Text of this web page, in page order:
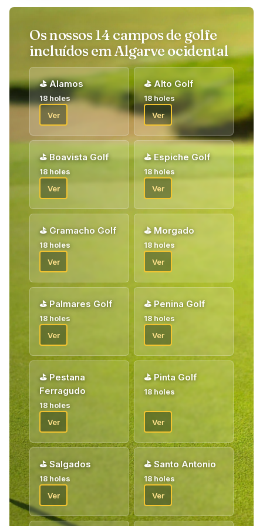
Os nossos 14 campos de golfe
incluídos em Algarve ocidental
⛳Alamos
18 holes
Ver
⛳Alto Golf
18 holes
Ver
⛳Boavista Golf
18 holes
Ver
⛳Espiche Golf
18 holes
Ver
⛳ Gramacho Golf
18 holes
Ver
⛳ Morgado
18 holes
Ver
⛳ Palmares Golf
18 holes
Ver
⛳ Penina Golf
18 holes
Ver
⛳ Pestana
Ferragudo
18 holes
Ver
⛳ Pinta Golf
18 holes
Ver
⛳ Salgados
18 holes
Ver
⛳ Santo Antonio
18 holes
Ver